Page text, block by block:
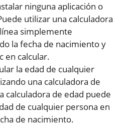
ninguna aplicación o
utilizar una calculadora
simplemente
la fecha de nacimiento y
en calcular.
la edad de cualquier
una calculadora de
calculadora de edad puede
de cualquier persona en
de nacimiento.